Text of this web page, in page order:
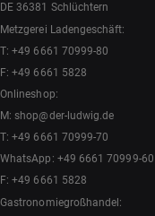
DE 36381 Schlüchtern
Metzgerei Ladengeschäft:
T:+49 6661 70999-80
F: +49 6661 5828
Onlineshop:
M:shop@der-ludwig.de
T:+49 6661 70999-70
WhatsApp: +49 6661 70999-60
F: +49 6661 5828
Gastronomiegroßhandel: